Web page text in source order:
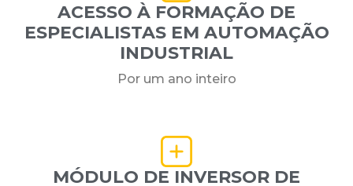
ACESSO À FORMAÇÃO DE
ESPECIALISTAS EM AUTOMAÇÃO
INDUSTRIAL
Por um ano inteiro
MÓDULO DE INVERSOR DE